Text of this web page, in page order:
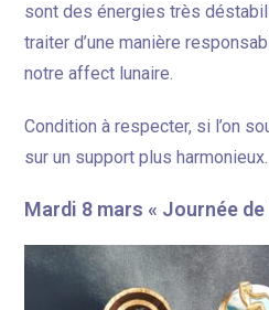
sont des énergies très
traiter d’une manière
notre affect lunaire.
Condition à respecter, si l’on
sur un support plus harmonieux.
Mardi 8 mars « Journée de